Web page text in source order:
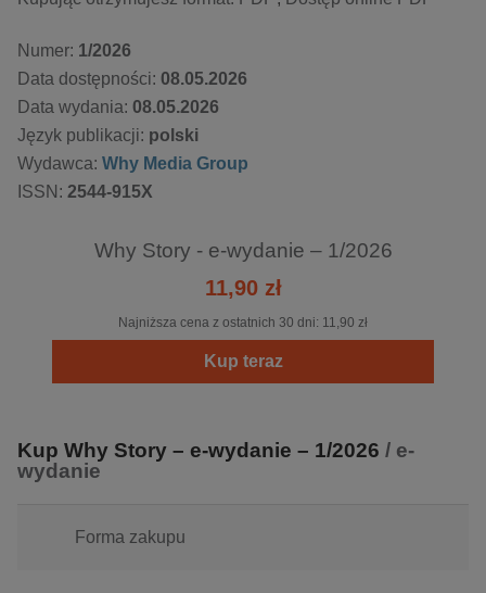
Numer: 1/2026
Data dostępności: 08.05.2026
Data wydania: 08.05.2026
Język publikacji: polski
Wydawca: Why Media Group
ISSN: 2544-915X
Why Story - e-wydanie – 1/2026
11,90 zł
Najniższa cena z ostatnich 30 dni: 11,90 zł
Kup teraz
Kup Why Story – e-wydanie – 1/2026 / e-
wydanie
Forma zakupu